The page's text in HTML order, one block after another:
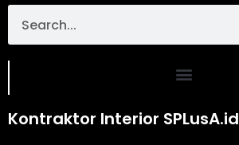
Kontraktor Interior SPLusA.id